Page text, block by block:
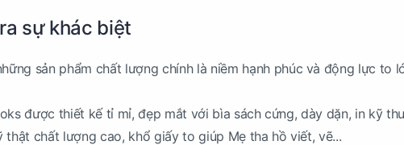
sự khác biệt
sản phẩm chất lượng chính là niềm hạnh phúc và động lực to
được thiết kế tỉ mỉ, đẹp mắt với bìa sách cứng, dày dặn, in kỹ
thật chất lượng cao, khổ giấy to giúp Mẹ tha hồ viết, vẽ...